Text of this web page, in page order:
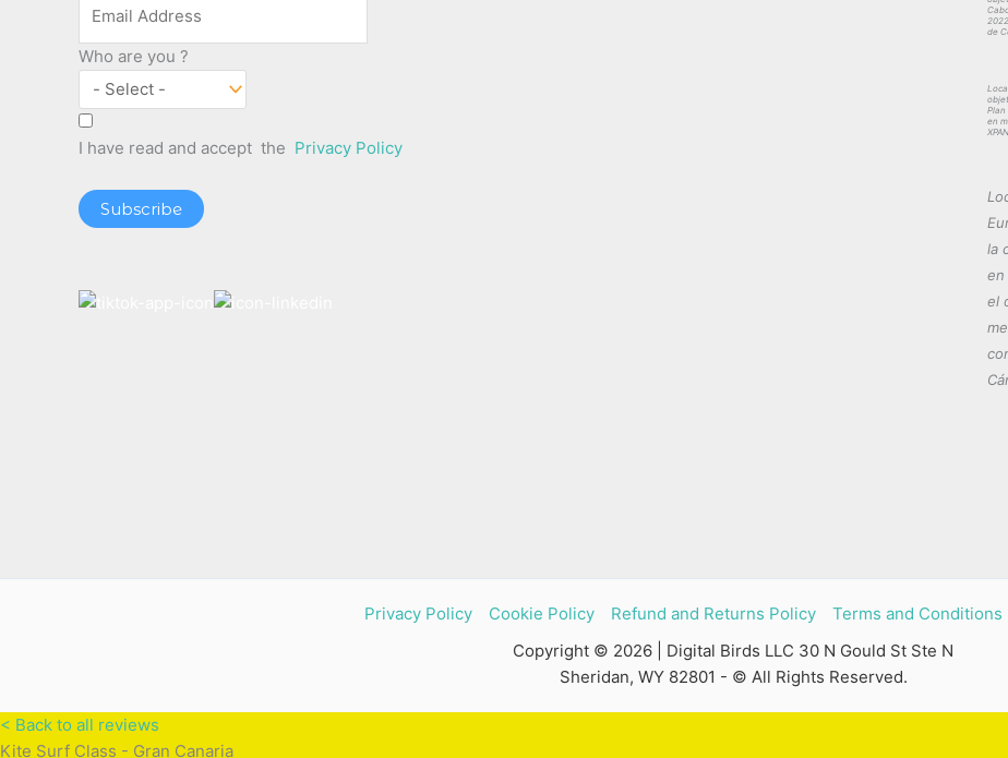
Who are you ?
I have read and accept the Privacy Policy
Subscribe
de
en
la
en
el
Privacy Policy Cookie Policy Refund and Returns Policy Terms and Conditions
Copyright © 2026 | Digital Birds LLC 30 N Gould St Ste N
Sheridan, WY 82801 - © All Rights Reserved.
< Back to all reviews
Kite Surf Class - Gran Canaria